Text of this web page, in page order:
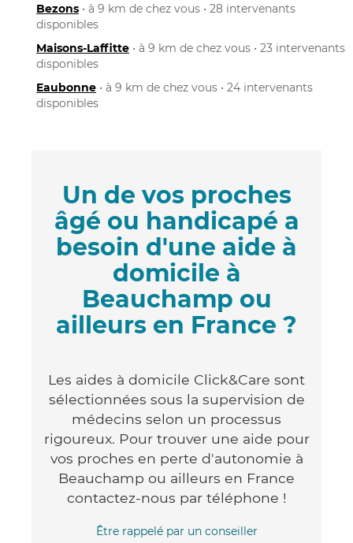
Bezons • à 9 km de chez vous • 28 intervenants
disponibles
Maisons-Laffitte • à 9 km de chez vous • 23 intervenants
disponibles
Eaubonne • à 9 km de chez vous • 24 intervenants
disponibles
Un de vos proches
âgé ou handicapé a
besoin d'une aide à
domicile à
Beauchamp ou
ailleurs en France ?
Les aides à domicile Click&Care sont
sélectionnées sous la supervision de
médecins selon un processus
rigoureux. Pour trouver une aide pour
vos proches en perte d'autonomie à
Beauchamp ou ailleurs en France
contactez-nous par téléphone !
Être rappelé par un conseiller